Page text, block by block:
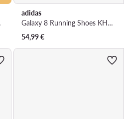
Fit
adidas
Galaxy 8 Running Shoes KH5609 · Маратонки за бягане
54,99€